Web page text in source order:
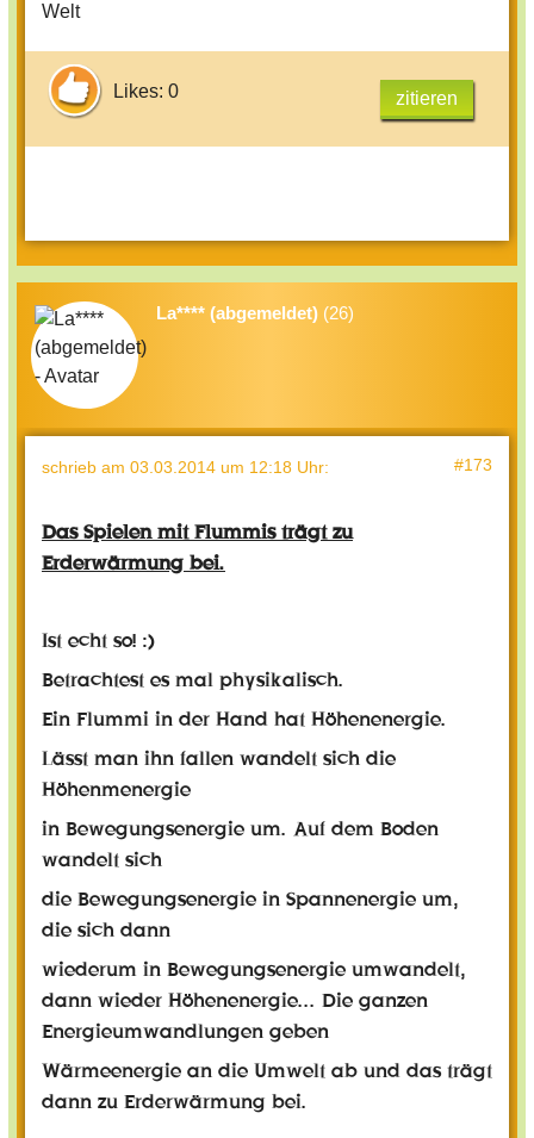
Welt
Likes: 0 zitieren
La**** (abgemeldet) (26)
schrieb am 03.03.2014 um 12:18 Uhr: #173
Das Spielen mit Flummis trägt zu
Erderwärmung bei.
Ist echt so! :)
Betrachtest es mal physikalisch.
Ein Flummi in der Hand hat Höhenenergie.
Lässt man ihn fallen wandelt sich die
Höhenmenergie
in Bewegungsenergie um. Auf dem Boden
wandelt sich
die Bewegungsenergie in Spannenergie um,
die sich dann
wiederum in Bewegungsenergie umwandelt,
dann wieder Höhenenergie... Die ganzen
Energieumwandlungen geben
Wärmeenergie an die Umwelt ab und das trägt
dann zu Erderwärmung bei.